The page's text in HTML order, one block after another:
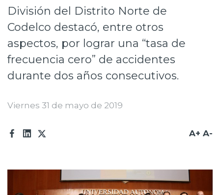
Sustentabilidad
Innovación
Inversionistas
Prensa
Transparencia activa
Canales de denuncia
Acceso trabajadores/as
División del Distrito Norte de
Codelco destacó, entre otros
aspectos, por lograr una “tasa de
frecuencia cero” de accidentes
durante dos años consecutivos.
Viernes 31 de mayo de 2019
A+ A-